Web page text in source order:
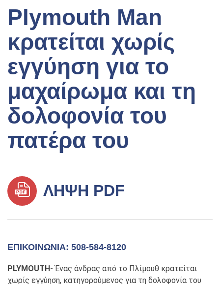
Plymouth Man
κρατείται χωρίς
εγγύηση για το
μαχαίρωμα και τη
δολοφονία του
πατέρα του
ΛΉΨΗ PDF
ΕΠΙΚΟΙΝΩΝΊΑ: 508-584-8120
PLYMOUTH-Ένας άνδρας από το Πλίμουθ κρατείται
χωρίς εγγύηση, κατηγορούμενος για τη δολοφονία του